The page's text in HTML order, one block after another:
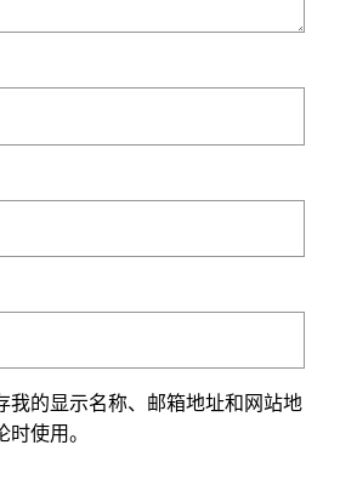
我的显示名称、邮箱地址和网站地
使用。